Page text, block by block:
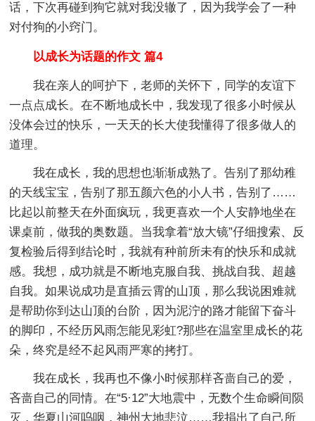
话，下次再碰到狗它就对我没辙了，因为我学会了一种
对付狗的小窍门。
以成长为话题的作文 篇4
我在亲人的呵护下，老师的关怀下，同学的友谊下
一点点成长。在不断地成长中，我发现了很多小时候从
没体会过的快乐，一天天的长大使我懂得了很多做人的
道理。
我在成长，我的思想也渐渐成熟了。告别了那幼稚
的天线宝宝，告别了那五颜六色的小人书，告别了……
比起以前整天在外面疯玩，我更喜欢一个人安静地坐在
课桌前，做我的奥数题。当我拿着“放大镜”仔细搜索、反
复检验后得到结论时，我就有种前所未有的快乐和成就
感。我想，成功就是不断地克服自我、挑战自我、超越
自我。如果说成功是直插云霄的山顶，那么我说困难就
是帮助你到达山顶的台阶，因为泥泞的路才能留下奋斗
的脚印，不经历风雨怎能见彩虹?那些在温室里成长的花
朵，终究是经不起风雨严寒的拷打。
我在成长，我再也不像小时候那样吝啬自己的爱，
吝啬自己的同情。在“5·12”大地震中，无数个生命瞬间陨
灭，华夏山河呜咽，神州大地悲泣……我捐出了自己所